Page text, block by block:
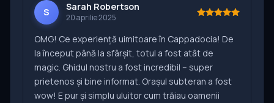
S Sarah Robertson
20 aprilie 2025
OMG! Ce experiență uimitoare în Cappadocia! De
la început până la sfârșit, totul a fost atât de
magic. Ghidul nostru a fost incredibil – super
prietenos și bine informat. Orașul subteran a fost
wow! E pur și simplu uluitor cum trăiau oamenii